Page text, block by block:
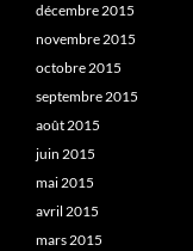
décembre 2015
novembre 2015
octobre 2015
septembre 2015
août 2015
juin 2015
mai 2015
avril 2015
mars 2015